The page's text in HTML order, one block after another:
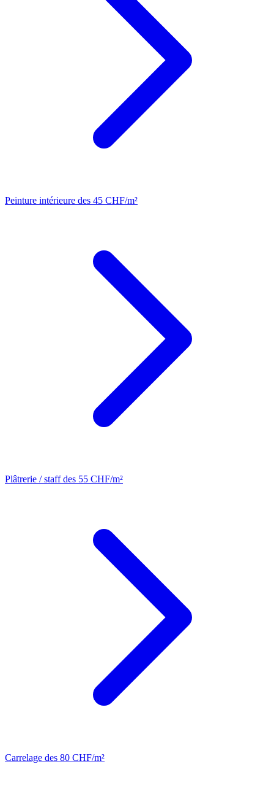
Peinture intérieure des 45 CHF/m²
Plâtrerie / staff des 55 CHF/m²
Carrelage des 80 CHF/m²